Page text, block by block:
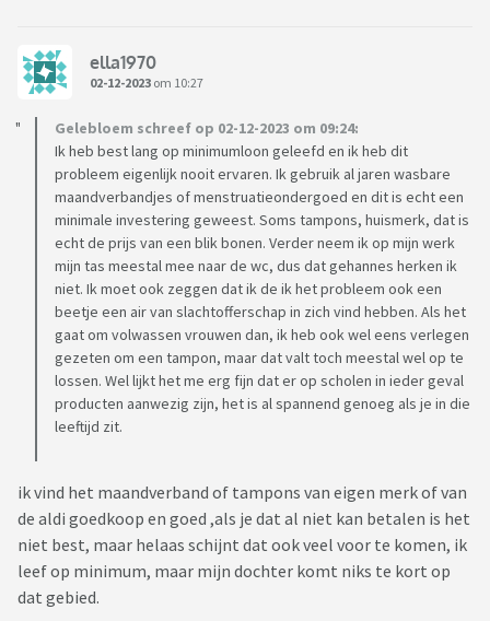
ella1970
02-12-2023 om 10:27
Gelebloem schreef op 02-12-2023 om 09:24:
Ik heb best lang op minimumloon geleefd en ik heb dit
probleem eigenlijk nooit ervaren. Ik gebruik al jaren wasbare
maandverbandjes of menstruatieondergoed en dit is echt een
minimale investering geweest. Soms tampons, huismerk, dat is
echt de prijs van een blik bonen. Verder neem ik op mijn werk
mijn tas meestal mee naar de wc, dus dat gehannes herken ik
niet. Ik moet ook zeggen dat ik de ik het probleem ook een
beetje een air van slachtofferschap in zich vind hebben. Als het
gaat om volwassen vrouwen dan, ik heb ook wel eens verlegen
gezeten om een tampon, maar dat valt toch meestal wel op te
lossen. Wel lijkt het me erg fijn dat er op scholen in ieder geval
producten aanwezig zijn, het is al spannend genoeg als je in die
leeftijd zit.
ik vind het maandverband of tampons van eigen merk of van
de aldi goedkoop en goed ,als je dat al niet kan betalen is het
niet best, maar helaas schijnt dat ook veel voor te komen, ik
leef op minimum, maar mijn dochter komt niks te kort op
dat gebied.